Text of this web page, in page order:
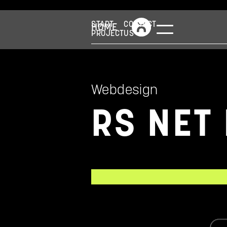
HOME
START
PROJECT
CONTACT
US
Webdesign
RS NET